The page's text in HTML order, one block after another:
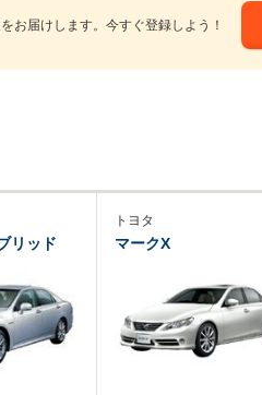
お届けします。今すぐ登録しよう！
リッド
トヨタ
マークX